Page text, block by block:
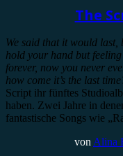
The
We said that it would last,
hold your hand but feeling
forever, now you never
how come it’s the last
Script ihr fünftes
haben. Zwei Jahre in
fantastische Songs wie
von Alina